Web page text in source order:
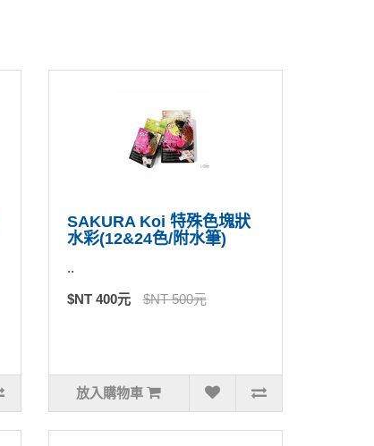
SAKURA Koi 特殊色塊狀
水彩(12&24色/附水筆)
..
$NT 400元 $NT 500元
放入購物車